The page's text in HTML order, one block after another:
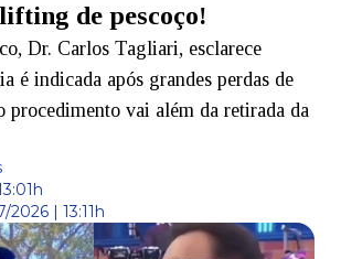
de pescoço!
Dr. Carlos Tagliari, esclarece
é indicada após grandes perdas de
procedimento vai além da retirada da
2026 | 13:11h